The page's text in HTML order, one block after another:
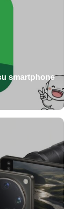
smartphone